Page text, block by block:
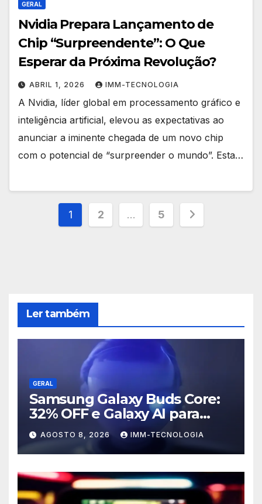
GERAL
Nvidia Prepara Lançamento de
Chip “Surpreendente”: O Que
Esperar da Próxima Revolução?
ABRIL 1, 2026 IMM-TECNOLOGIA
A Nvidia, líder global em processamento gráfico e
inteligência artificial, elevou as expectativas ao
anunciar a iminente chegada de um novo chip
com o potencial de “surpreender o mundo”. Esta…
Paginação
1 2 … 5
Ler também
GERAL
Samsung Galaxy Buds Core:
32% OFF e Galaxy AI para
Turbinar Seu Áudio!
AGOSTO 8, 2026 IMM-TECNOLOGIA